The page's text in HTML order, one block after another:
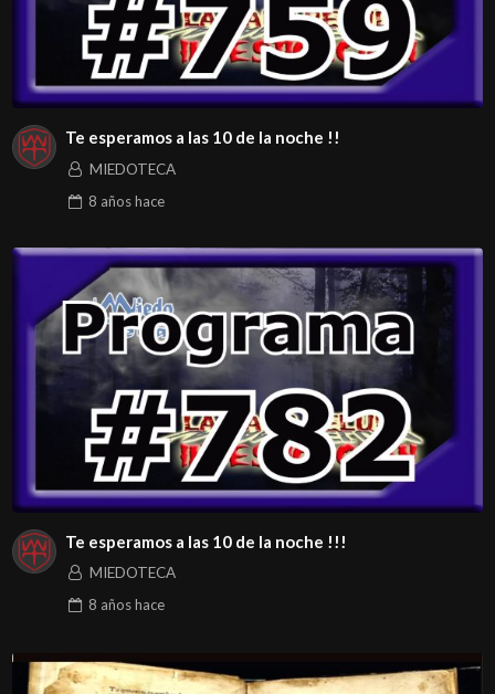
Te esperamos a las 10 de la noche !!
MIEDOTECA
8 añoshace
Te esperamos a las 10 de la noche !!!
MIEDOTECA
8 añoshace